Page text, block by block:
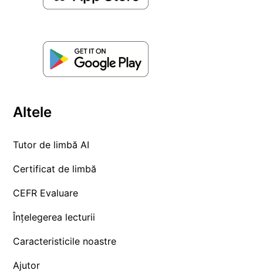
Altele
Tutor de limbă AI
Certificat de limbă
CEFR Evaluare
Înțelegerea lecturii
Caracteristicile noastre
Ajutor